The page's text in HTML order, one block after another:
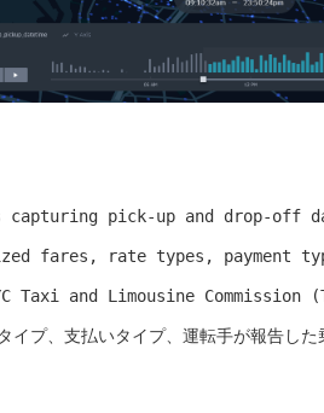
pick-up and drop-off
fares, rate types, payment
Taxi and Limousine Commission
プ、支払いタイプ、運転手が報告し